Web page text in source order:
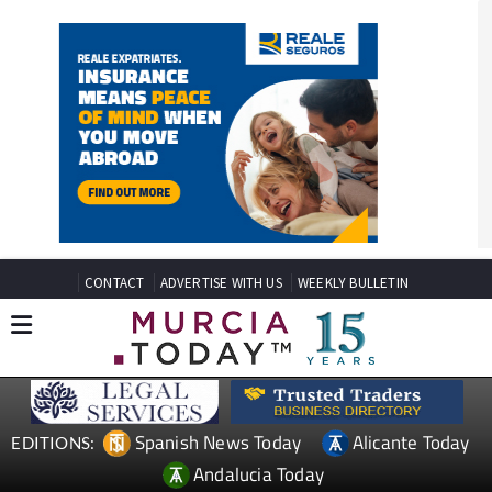
CONTACT ADVERTISE WITH US WEEKLY BULLETIN
EDITIONS: Spanish News Today
Alicante Today
Andalucia Today